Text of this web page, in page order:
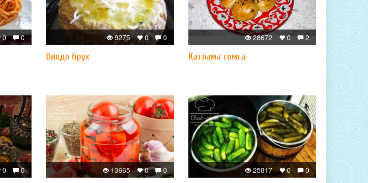
0
0 0
0
9275
Вилдо брух
2
0
28672
Қатлама сомса
0
0 0
0
13665 0
0
25817